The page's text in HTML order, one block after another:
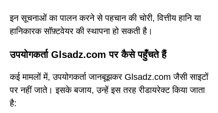
इन सूचनाओं का पालन करने से पहचान की चोरी, वित्तीय हानि या
हानिकारक सॉफ़्टवेयर की स्थापना हो सकती है।
उपयोगकर्ता Glsadz.com पर कैसे पहुँचते हैं
कई मामलों में, उपयोगकर्ता जानबूझकर Glsadz.com जैसी साइटों
पर नहीं जाते। इसके बजाय, उन्हें इस तरह रीडायरेक्ट किया जाता
है: